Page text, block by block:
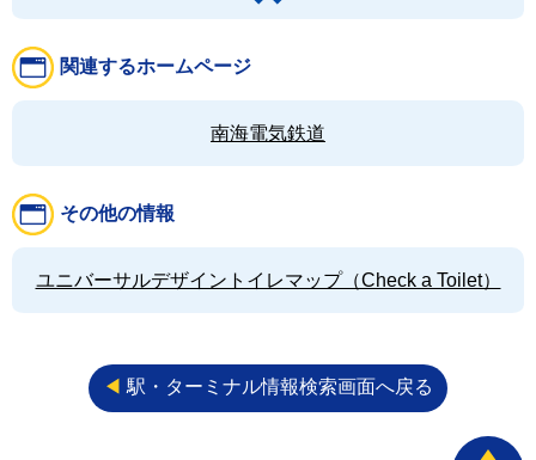
関連するホームページ
南海電気鉄道
その他の情報
ユニバーサルデザイントイレマップ（Check a Toilet）
◀︎ 駅・ターミナル情報検索画面へ戻る